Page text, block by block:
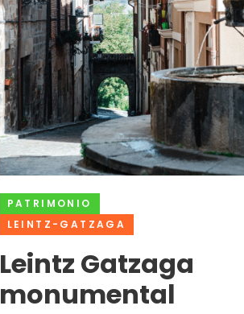
PATRIMONIO
LEINTZ-GATZAGA
Leintz Gatzaga
monumental